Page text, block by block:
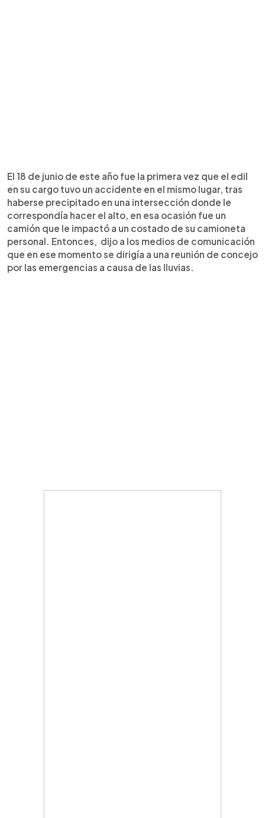
El 18 de junio de este año fue la primera vez que el edil
en su cargo tuvo un accidente en el mismo lugar, tras
haberse precipitado en una intersección donde le
correspondía hacer el alto, en esa ocasión fue un
camión que le impactó a un costado de su camioneta
personal. Entonces, dijo a los medios de comunicación
que en ese momento se dirigía a una reunión de concejo
por las emergencias a causa de las lluvias.